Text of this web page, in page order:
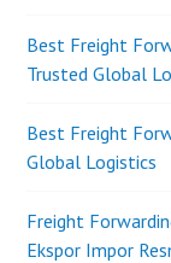
Best Freight
Trusted Global
Best Freight
Global Logistics
Freight
Ekspor Impor